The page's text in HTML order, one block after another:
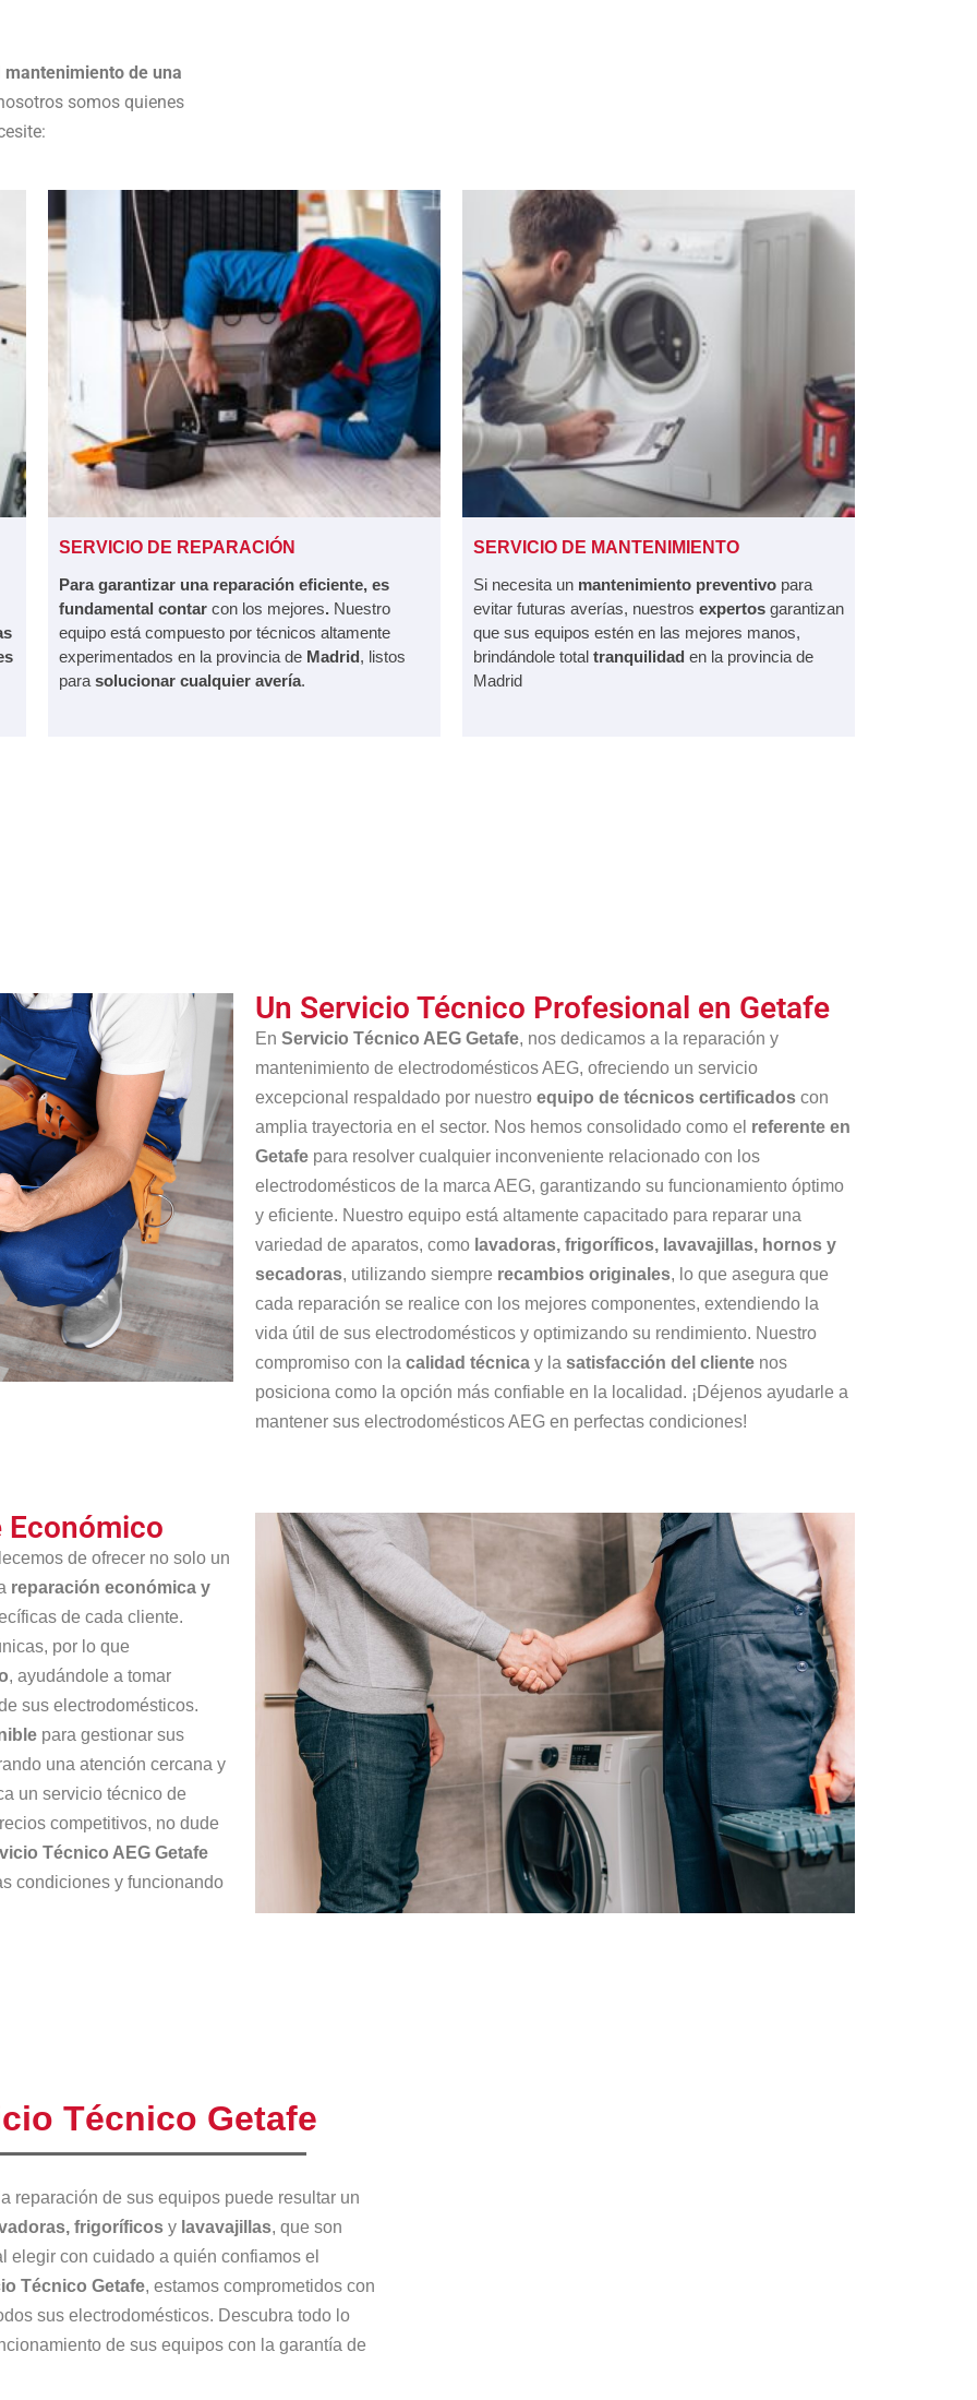
mantenimiento de una
somos quienes
SERVICIO DE REPARACIÓN
Para garantizar una reparación eficiente, es
fundamental contar con los mejores. Nuestro
equipo está compuesto por técnicos altamente
experimentados en la provincia de Madrid, listos
parasolucionar cualquier avería.
SERVICIO DE MANTENIMIENTO
Si necesita un mantenimiento preventivo para
evitar futuras averías, nuestros expertos garantizan
que sus equipos estén en las mejores manos,
brindándole total tranquilidad en la provincia de
Madrid
Un Servicio Técnico Profesional en Getafe
En Servicio Técnico AEG Getafe, nos dedicamos a la reparación y
mantenimiento de electrodomésticos AEG, ofreciendo un servicio
excepcional respaldado por nuestro equipo de técnicos certificados con
amplia trayectoria en el sector. Nos hemos consolidado como el referente en
Getafe para resolver cualquier inconveniente relacionado con los
electrodomésticos de la marca AEG, garantizando su funcionamiento óptimo
y eficiente. Nuestro equipo está altamente capacitado para reparar una
variedad de aparatos, como lavadoras, frigoríficos, lavavajillas, hornos y
secadoras, utilizando siempre recambios originales, lo que asegura que
cada reparación se realice con los mejores componentes, extendiendo la
vida útil de sus electrodomésticos y optimizando su rendimiento. Nuestro
compromiso con la calidad técnica y la satisfacción del cliente nos
posiciona como la opción más confiable en la localidad. ¡Déjenos ayudarle a
mantener sus electrodomésticos AEG en perfectas condiciones!
Económico
de ofrecer no solo un
reparación económica y
de cada cliente.
por lo que
, ayudándole a tomar
sus electrodomésticos.
para gestionar sus
una atención cercana y
un servicio técnico de
competitivos, no dude
Técnico AEG Getafe
condiciones y funcionando
Técnico Getafe
reparación de sus equipos puede resultar un
frigoríficos y lavavajillas, que son
elegir con cuidado a quién confiamos el
Técnico Getafe, estamos comprometidos con
sus electrodomésticos. Descubra todo lo
de sus equipos con la garantía de